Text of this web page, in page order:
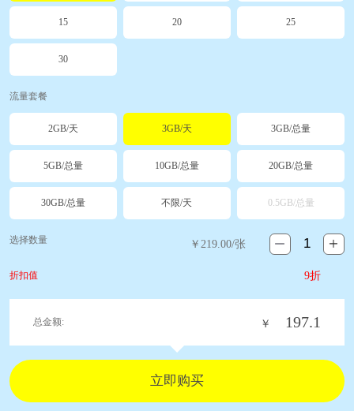
15 20 25
30
流量套餐
2GB/天 3GB/天 3GB/总量
5GB/总量 10GB/总量 20GB/总量
30GB/总量 不限/天 0.5GB/总量
选择数量 ￥ 219.00/张
折扣值 9折
总金额: ￥ 197.1